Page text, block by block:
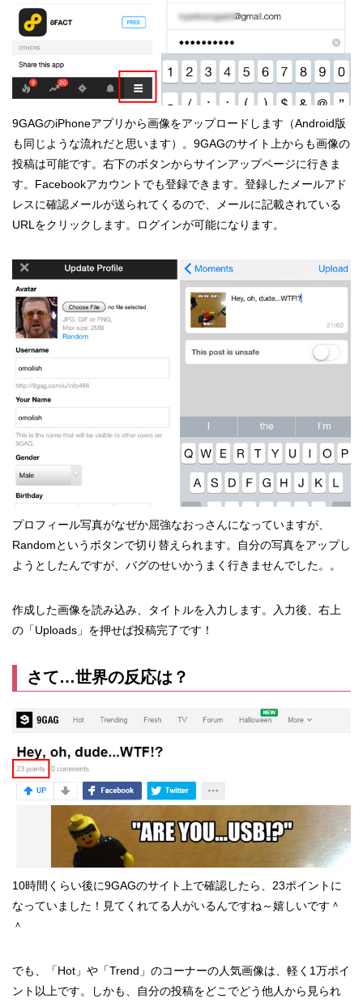
9GAGのiPhoneアプリから画像をアップロードします（Android版
も同じような流れだと思います）。9GAGのサイト上からも画像の
投稿は可能です。右下のボタンからサインアップページに行きま
す。Facebookアカウントでも登録できます。登録したメールアド
レスに確認メールが送られてくるので、メールに記載されている
URLをクリックします。ログインが可能になります。
プロフィール写真がなぜか屈強なおっさんになっていますが、
Randomというボタンで切り替えられます。自分の写真をアップし
ようとしたんですが、バグのせいかうまく行きませんでした。。
作成した画像を読み込み、タイトルを入力します。入力後、右上
の「Uploads」を押せば投稿完了です！
さて…世界の反応は？
10時間くらい後に9GAGのサイト上で確認したら、23ポイントに
なっていました！見てくれてる人がいるんですね～嬉しいです＾
＾
でも、「Hot」や「Trend」のコーナーの人気画像は、軽く1万ポイ
ント以上です。しかも、自分の投稿をどこでどう他人から見られ